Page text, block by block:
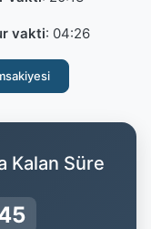
vakti: 04:26
Kalan Süre